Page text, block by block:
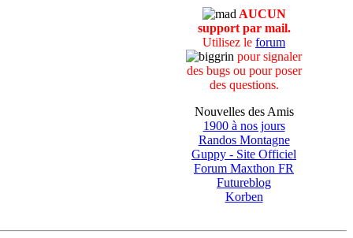
AUCUN
support par mail.
Utilisez le forum
pour signaler
des bugs ou pour poser
des questions.
Nouvelles des Amis
1900 à nos jours
Randos Montagne
Guppy - Site Officiel
Forum Maxthon FR
Futureblog
Korben